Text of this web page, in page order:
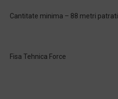
Cantitate minima – 88 metri patrati.
Fisa Tehnica Force